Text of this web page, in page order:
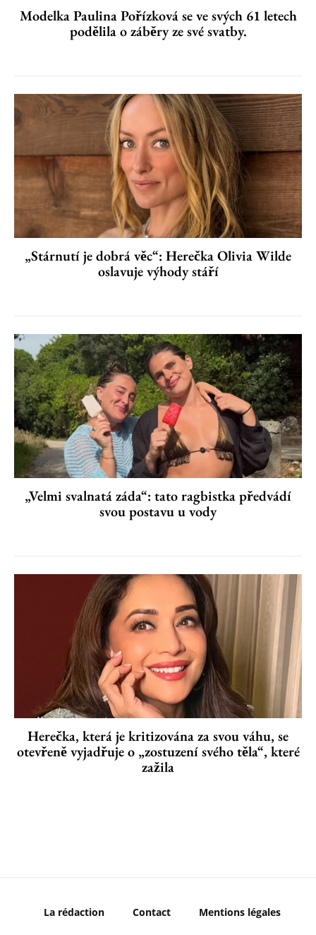
Modelka Paulina Pořízková se ve svých 61 letech
podělila o záběry ze své svatby.
„Stárnutí je dobrá věc“: Herečka Olivia Wilde
oslavuje výhody stáří
„Velmi svalnatá záda“: tato ragbistka předvádí
svou postavu u vody
Herečka, která je kritizována za svou váhu, se
otevřeně vyjadřuje o „zostuzení svého těla“, které
zažila
La rédaction Contact Mentions légales